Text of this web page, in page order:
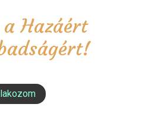
Hazáért